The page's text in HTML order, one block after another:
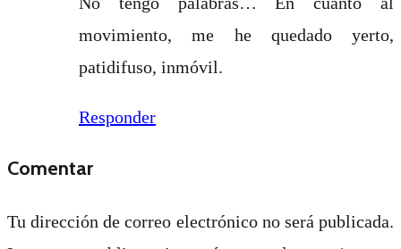
movimiento, me he quedado yerto,
patidifuso, inmóvil.
Responder
Comentar
Tu dirección de correo electrónico no será publicada.